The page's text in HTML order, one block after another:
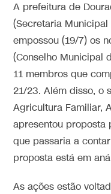
A prefeitura de
(Secretaria
empossou (19/7) os
(Conselho Municipal
11 membros que
21/23. Além disso, o
Agricultura Familiar,
apresentou proposta
que passaria a
proposta está em
As ações estão